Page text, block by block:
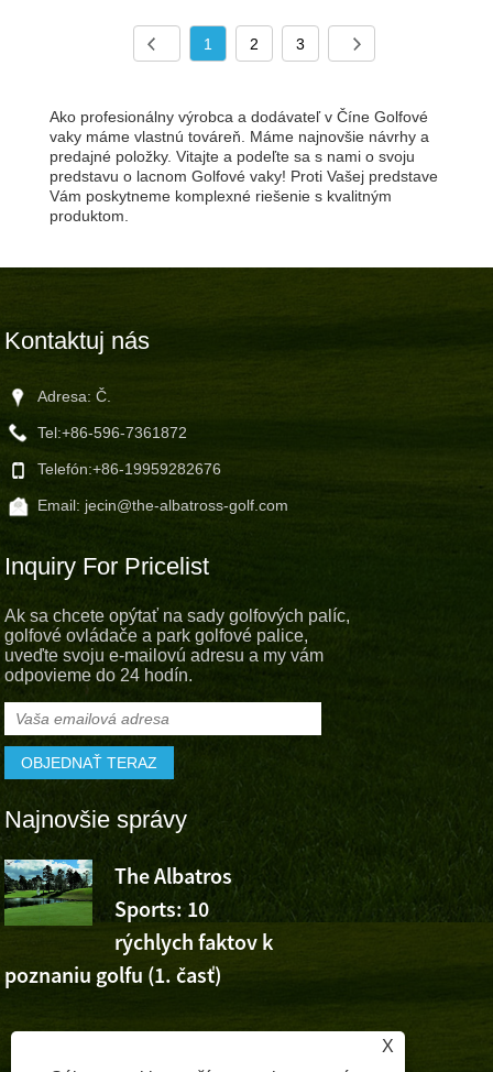
1 2 3
Ako profesionálny výrobca a dodávateľ v Číne Golfové
vaky máme vlastnú továreň. Máme najnovšie návrhy a
predajné položky. Vitajte a podeľte sa s nami o svoju
predstavu o lacnom Golfové vaky! Proti Vašej predstave
Vám poskytneme komplexné riešenie s kvalitným
produktom.
Kontaktuj nás
Adresa: Č.
Tel:+86-596-7361872
Telefón:+86-19959282676
Email: jecin@the-albatross-golf.com
Inquiry For Pricelist
Ak sa chcete opýtať na sady golfových palíc,
golfové ovládače a park golfové palice,
uveďte svoju e-mailovú adresu a my vám
odpovieme do 24 hodín.
Najnovšie správy
The Albatros
Sports: 10
rýchlych faktov k
poznaniu golfu (1. časť)
Albatros
fandí
Open
X